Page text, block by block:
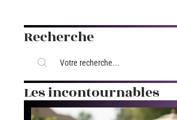
Recherche
Les incontournables